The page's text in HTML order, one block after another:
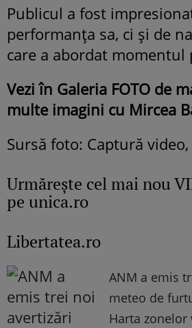
Publicul a fost
performanța sa, ci și de
care a abordat momentul
Vezi în Galeria FOTO de
multe imagini cu Mircea
Sursă foto: Captură
Urmăreşte cel mai nou
pe unica.ro
Libertatea.ro
ANM a emis
meteo de
Harta zonelor